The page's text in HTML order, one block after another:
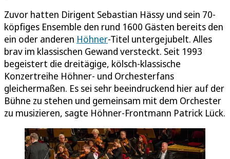
Zuvor hatten Dirigent Sebastian Hässy und sein 70-
köpfiges Ensemble den rund 1600 Gästen bereits den
ein oder anderen Höhner-Titel untergejubelt. Alles
brav im klassischen Gewand versteckt. Seit 1993
begeistert die dreitägige, kölsch-klassische
Konzertreihe Höhner- und Orchesterfans
gleichermaßen. Es sei sehr beeindruckend hier auf der
Bühne zu stehen und gemeinsam mit dem Orchester
zu musizieren, sagte Höhner-Frontmann Patrick Lück.